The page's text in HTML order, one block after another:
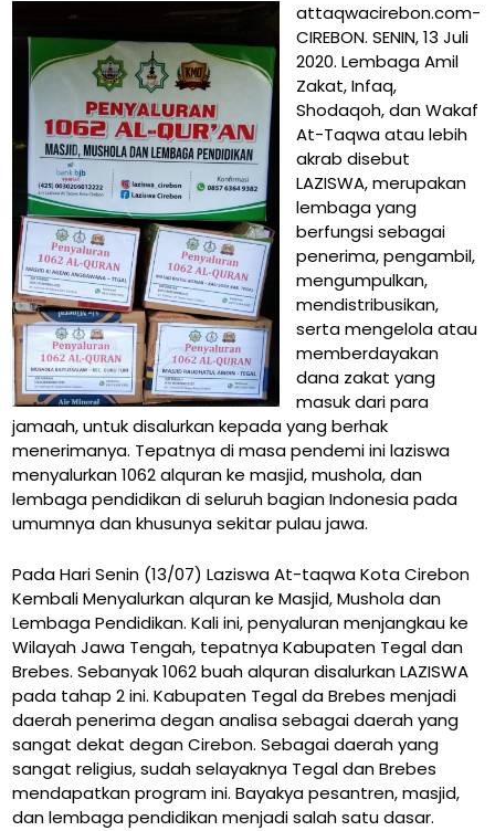
attaqwacirebon.com-
CIREBON. SENIN, 13 Juli
2020. Lembaga Amil
Zakat, Infaq,
Shodaqoh, dan Wakaf
At-Taqwa atau lebih
akrab disebut
LAZISWA, merupakan
lembaga yang
berfungsi sebagai
penerima, pengambil,
mengumpulkan,
mendistribusikan,
serta mengelola atau
memberdayakan
dana zakat yang
masuk dari para
jamaah, untuk disalurkan kepada yang berhak
menerimanya. Tepatnya di masa pendemi ini laziswa
menyalurkan 1062 alquran ke masjid, mushola, dan
lembaga pendidikan di seluruh bagian Indonesia pada
umumnya dan khusunya sekitar pulau jawa.
Pada Hari Senin (13/07) Laziswa At-taqwa Kota Cirebon
Kembali Menyalurkan alquran ke Masjid, Mushola dan
Lembaga Pendidikan. Kali ini, penyaluran menjangkau ke
Wilayah Jawa Tengah, tepatnya Kabupaten Tegal dan
Brebes. Sebanyak 1062 buah alquran disalurkan LAZISWA
pada tahap 2 ini. Kabupaten Tegal da Brebes menjadi
daerah penerima degan analisa sebagai daerah yang
sangat dekat degan Cirebon. Sebagai daerah yang
sangat religius, sudah selayaknya Tegal dan Brebes
mendapatkan program ini. Bayakya pesantren, masjid,
dan lembaga pendidikan menjadi salah satu dasar.